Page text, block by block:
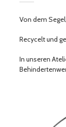
Von dem
Recycelt und
In unseren